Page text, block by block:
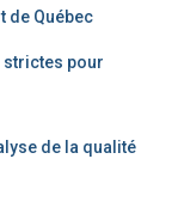
de Québec
strictes pour
de la qualité